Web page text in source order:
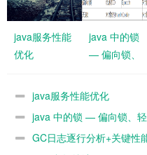
java服务性能
优化
java 中的锁
— 偏向锁、
旋锁、重量级
java服务性能优化
java 中的锁 — 偏向锁、
GC日志逐行分析+关键性